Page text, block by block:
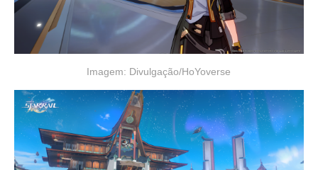
Imagem: Divulgação/HoYoverse